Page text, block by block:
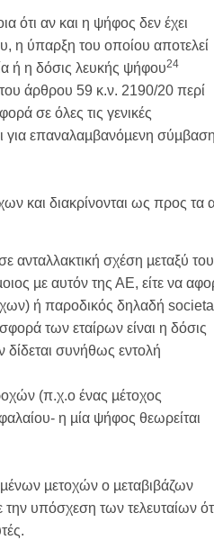
ότι αν και η ψήφος δεν έχει
η ύπαρξη του οποίου αποτελεί
ή η δόσις λευκής ψήφου24
άρθρου 59 κ.ν. 2190/20 περί
σε όλες τις γενικές
για επαναλαµβανόµενη σύµβαση
και διακρίνονται ως προς τα
ανταλλακτική σχέση µεταξύ
µε αυτόν της ΑΕ, είτε να
ή παροδικός δηλαδή
των εταίρων είναι η δόσις
συνήθως εντολή
(π.χ.ο ένας µέτοχος
η µία ψήφος θεωρείται
µετοχών ο µεταβιβάζων
υπόσχεση των τελευταίων